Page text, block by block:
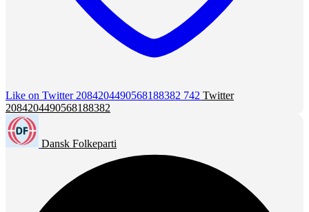
Like on Twitter 2084204490568188382 742 Twitter
2084204490568188382
Dansk Folkeparti